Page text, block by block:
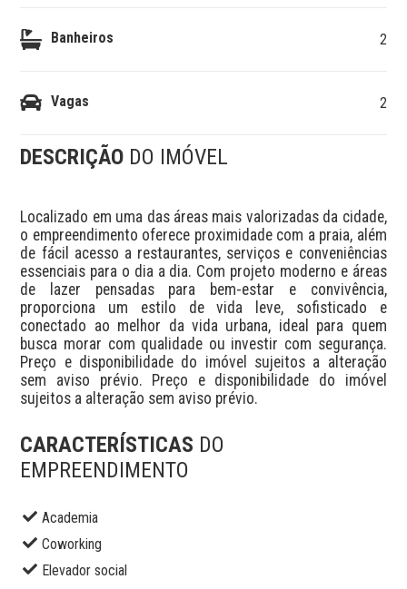
Banheiros 2
Vagas 2
DESCRIÇÃO DO IMÓVEL
Localizado em uma das áreas mais valorizadas da cidade,
o empreendimento oferece proximidade com a praia, além
de fácil acesso a restaurantes, serviços e conveniências
essenciais para o dia a dia. Com projeto moderno e áreas
de lazer pensadas para bem-estar e convivência,
proporciona um estilo de vida leve, sofisticado e
conectado ao melhor da vida urbana, ideal para quem
busca morar com qualidade ou investir com segurança.
Preço e disponibilidade do imóvel sujeitos a alteração
sem aviso prévio. Preço e disponibilidade do imóvel
sujeitos a alteração sem aviso prévio.
CARACTERÍSTICAS DO
EMPREENDIMENTO
Academia
Coworking
Elevador social